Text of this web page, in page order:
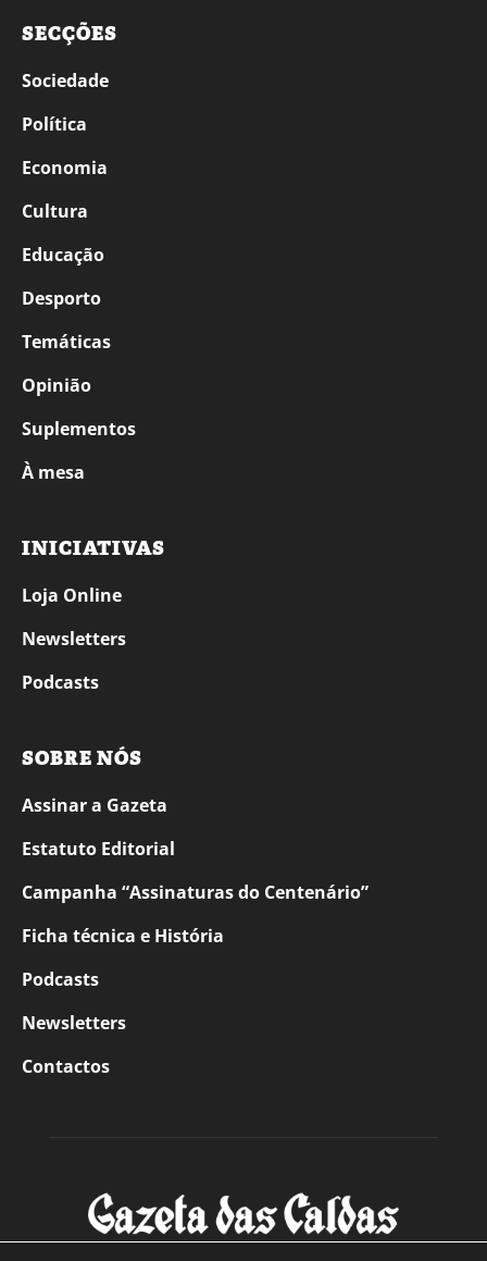
SECÇÕES
Sociedade
Política
Economia
Cultura
Educação
Desporto
Temáticas
Opinião
Suplementos
À mesa
INICIATIVAS
Loja Online
Newsletters
Podcasts
SOBRE NÓS
Assinar a Gazeta
Estatuto Editorial
Campanha “Assinaturas do Centenário”
Ficha técnica e História
Podcasts
Newsletters
Contactos